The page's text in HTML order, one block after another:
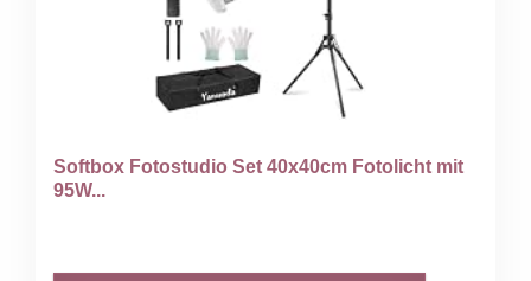
Softbox Fotostudio Set 40x40cm Fotolicht mit
95W...